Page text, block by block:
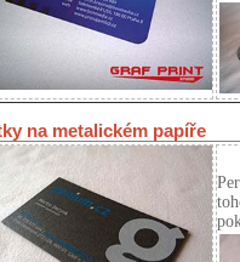
na metalickém papíře